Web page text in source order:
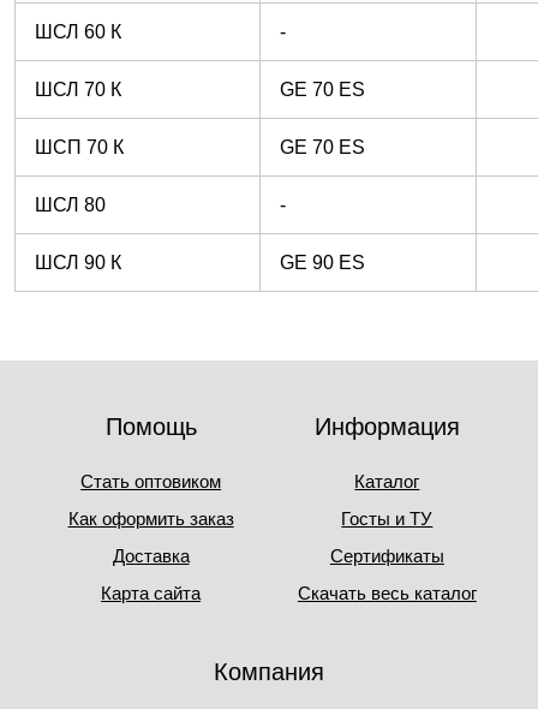
ШСЛ 60 К -
ШСЛ 70 К GE 70 ES
ШСП 70 К GE 70 ES
ШСЛ 80 -
ШСЛ 90 К GE 90 ES
Помощь
Стать оптовиком
Как оформить заказ
Доставка
Карта сайта
Информация
Каталог
Госты и ТУ
Сертификаты
Скачать весь каталог
Компания